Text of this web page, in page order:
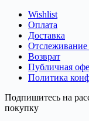
Wishlist
Оплата
Доставка
Отслеживание
Возврат
Публичная
Политика
Подпишитесь на
покупку